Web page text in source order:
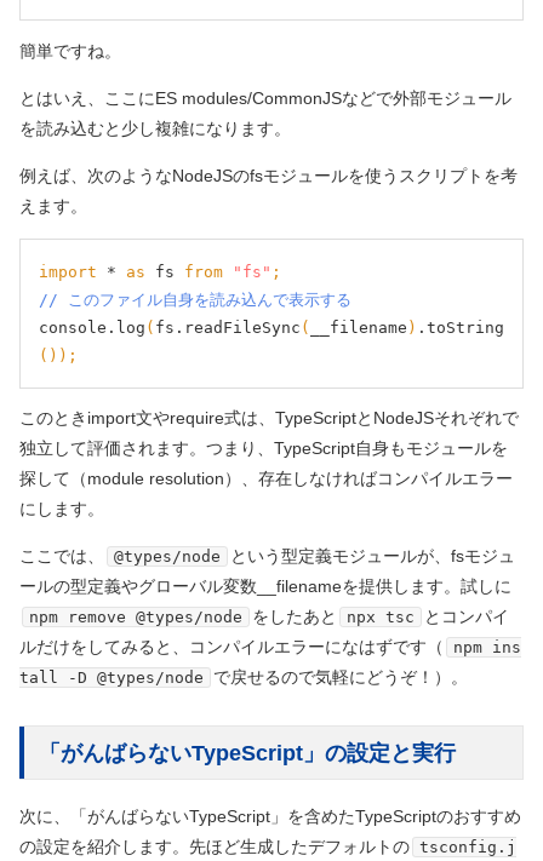
簡単ですね。
とはいえ、ここにES modules/CommonJSなどで外部モジュール
を読み込むと少し複雑になります。
例えば、次のようなNodeJSのfsモジュールを使うスクリプトを考
えます。
import * as fs from "fs" ;
// このファイル自身を読み込んで表示する
console.log ( fs.readFileSync ( __filename ) .toString
());
このときimport文やrequire式は、TypeScriptとNodeJSそれぞれで
独立して評価されます。つまり、TypeScript自身もモジュールを
探して （module resolution） 、存在しなければコンパイルエラー
にします。
ここでは、 @types/node
という型定義モジュールが、fsモジュ
ールの型定義やグローバル変数__filenameを提供します。試しに
npm remove @types/node をしたあと npx tsc
とコンパイ
ルだけをしてみると、コンパイルエラーになはずです （
npm ins
tall -D @types/node
で戻せるので気軽にどうぞ！） 。
「がんばらないTypeScript」の設定と実行
次に、「がんばらないTypeScript」を含めたTypeScriptのおすすめ
の設定を紹介します。先ほど生成したデフォルトの tsconfig.j